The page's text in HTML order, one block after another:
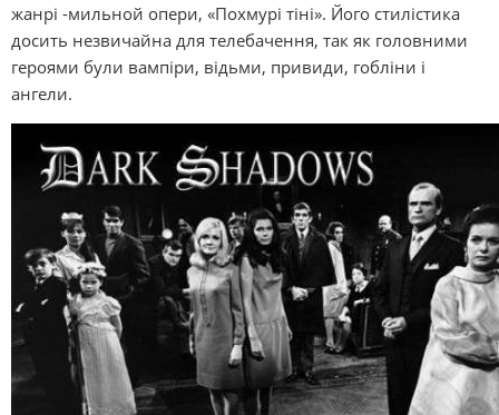
жанрі -мильной опери, «Похмурі тіні». Його стилістика
досить незвичайна для телебачення, так як головними
героями були вампіри, відьми, привиди, гобліни і
ангели.